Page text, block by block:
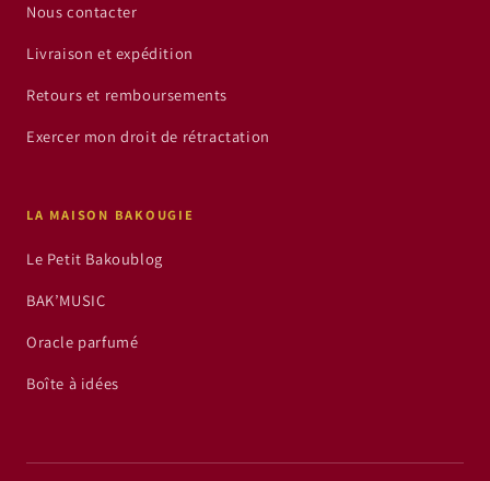
Nous contacter
Livraison et expédition
Retours et remboursements
Exercer mon droit de rétractation
LA MAISON BAKOUGIE
Le Petit Bakoublog
BAK’MUSIC
Oracle parfumé
Boîte à idées